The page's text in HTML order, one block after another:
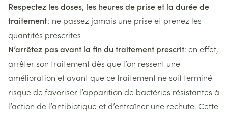
Respectez les doses, les heures de prise et la durée de
traitement: ne passez jamais une prise et prenez les
quantités prescrites
N’arrêtez pas avant la fin du traitement prescrit: en effet,
arrêter son traitement dès que l’on ressent une
amélioration et avant que ce traitement ne soit terminé
risque de favoriser l’apparition de bactéries résistantes à
l’action de l’antibiotique et d’entraîner une rechute. Cette